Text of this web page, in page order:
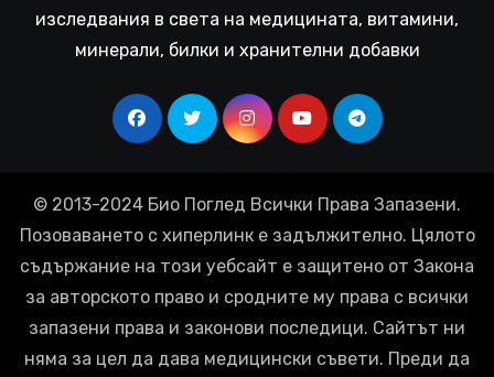
изследвания в света на медицината, витамини,
минерали, билки и хранителни добавки
© 2013-2024 Био Поглед Всички Права Запазени.
Позоваването с хиперлинк е задължително. Цялото
съдържание на този уебсайт е защитено от Закона
за авторското право и сродните му права с всички
запазени права и законови последици. Сайтът ни
няма за цел да дава медицински съвети. Преди да